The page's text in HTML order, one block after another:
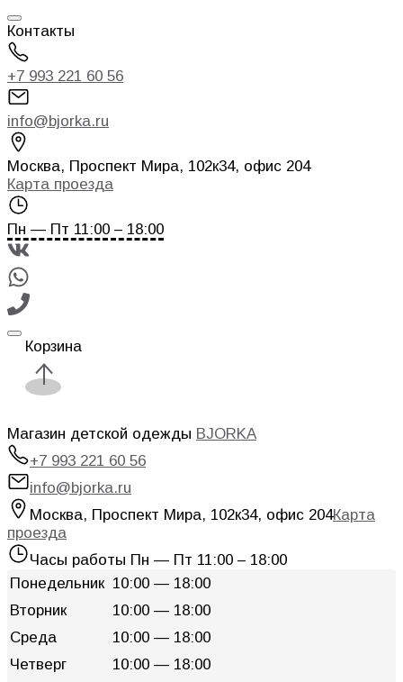
Контакты
+7 993 221 60 56
info@bjorka.ru
Москва, Проспект Мира, 102к34, офис 204
Карта проезда
Пн — Пт 11:00 – 18:00
Корзина
Магазин детской одежды BJORKA
+7 993 221 60 56
info@bjorka.ru
Москва, Проспект Мира, 102к34, офис 204Карта
проезда
Часы работы Пн — Пт 11:00 – 18:00
Понедельник 10:00 — 18:00
Вторник
10:00 — 18:00
Среда
10:00 — 18:00
Четверг
10:00 — 18:00